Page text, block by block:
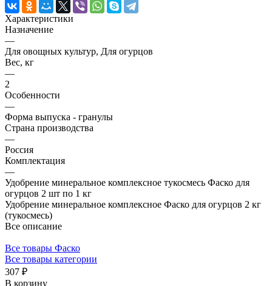
Характеристики
Назначение
—
Для овощных культур, Для огурцов
Вес, кг
—
2
Особенности
—
Форма выпуска - гранулы
Страна производства
—
Россия
Комплектация
—
Удобрение минеральное комплексное тукосмесь Фаско для
огурцов 2 шт по 1 кг
Удобрение минеральное комплексное Фаско для огурцов 2 кг
(тукосмесь)
Все описание
Все товары Фаско
Все товары категории
307 ₽
В корзину